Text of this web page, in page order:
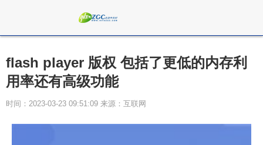
flash player 版权 包括了更低的内存利
用率还有高级功能
时间：2023-03-23 09:51:09 来源：互联网